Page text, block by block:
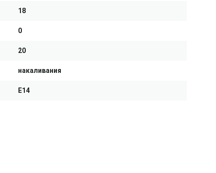
18
0
20
накаливания
E14